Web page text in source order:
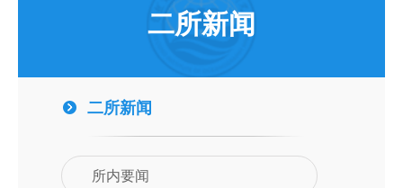
二所新闻
二所新闻
所内要闻